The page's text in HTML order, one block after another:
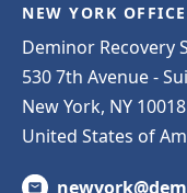
NEW YORK OFFICE
Deminor Recovery
530 7th Avenue -
New York, NY 10018
United States of